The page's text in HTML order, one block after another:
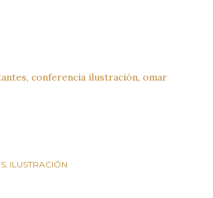
conferencia ilustración, omar
ILUSTRACIÓN